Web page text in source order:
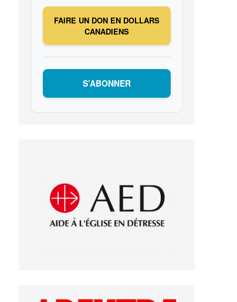
FAIRE UN DON EN DOLLARS
CANADIENS
S’ABONNER